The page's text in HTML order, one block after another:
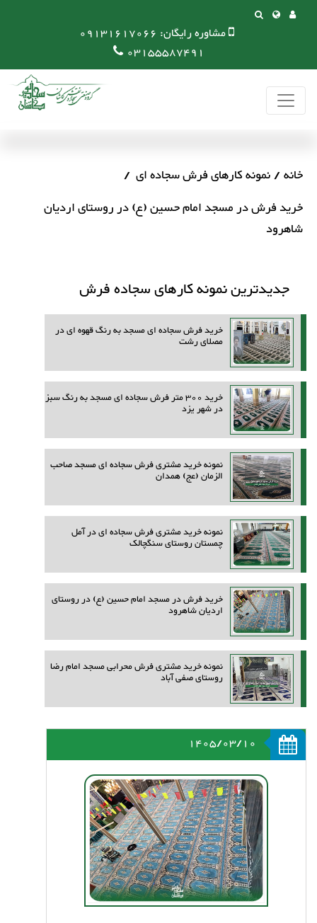
مشاوره رایگان: 09131617066
03155587491
خانه نمونه کارهای فرش سجاده ای
خرید فرش در مسجد امام حسین (ع) در روستای اردیان
شاهرود
جدیدترین نمونه کارهای سجاده فرش
خرید فرش سجاده ای مسجد به رنگ قهوه ای در
مصلای رشت
خرید 300 متر فرش سجاده ای مسجد به رنگ سبز
در شهر یزد
نمونه خرید مشتری فرش سجاده ای مسجد صاحب
الزمان (عج) همدان
نمونه خرید مشتری فرش سجاده ای در آمل
چمستان روستای سنگچالک
خرید فرش در مسجد امام حسین (ع) در روستای
اردیان شاهرود
نمونه خرید مشتری فرش محرابی مسجد امام رضا
روستای صفی آباد
1405/03/10